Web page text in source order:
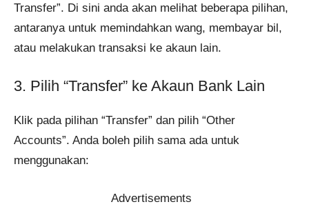
Transfer”. Di sini anda akan melihat beberapa pilihan,
antaranya untuk memindahkan wang, membayar bil,
atau melakukan transaksi ke akaun lain.
3. Pilih “Transfer” ke Akaun Bank Lain
Klik pada pilihan “Transfer” dan pilih “Other
Accounts”. Anda boleh pilih sama ada untuk
menggunakan:
Advertisements